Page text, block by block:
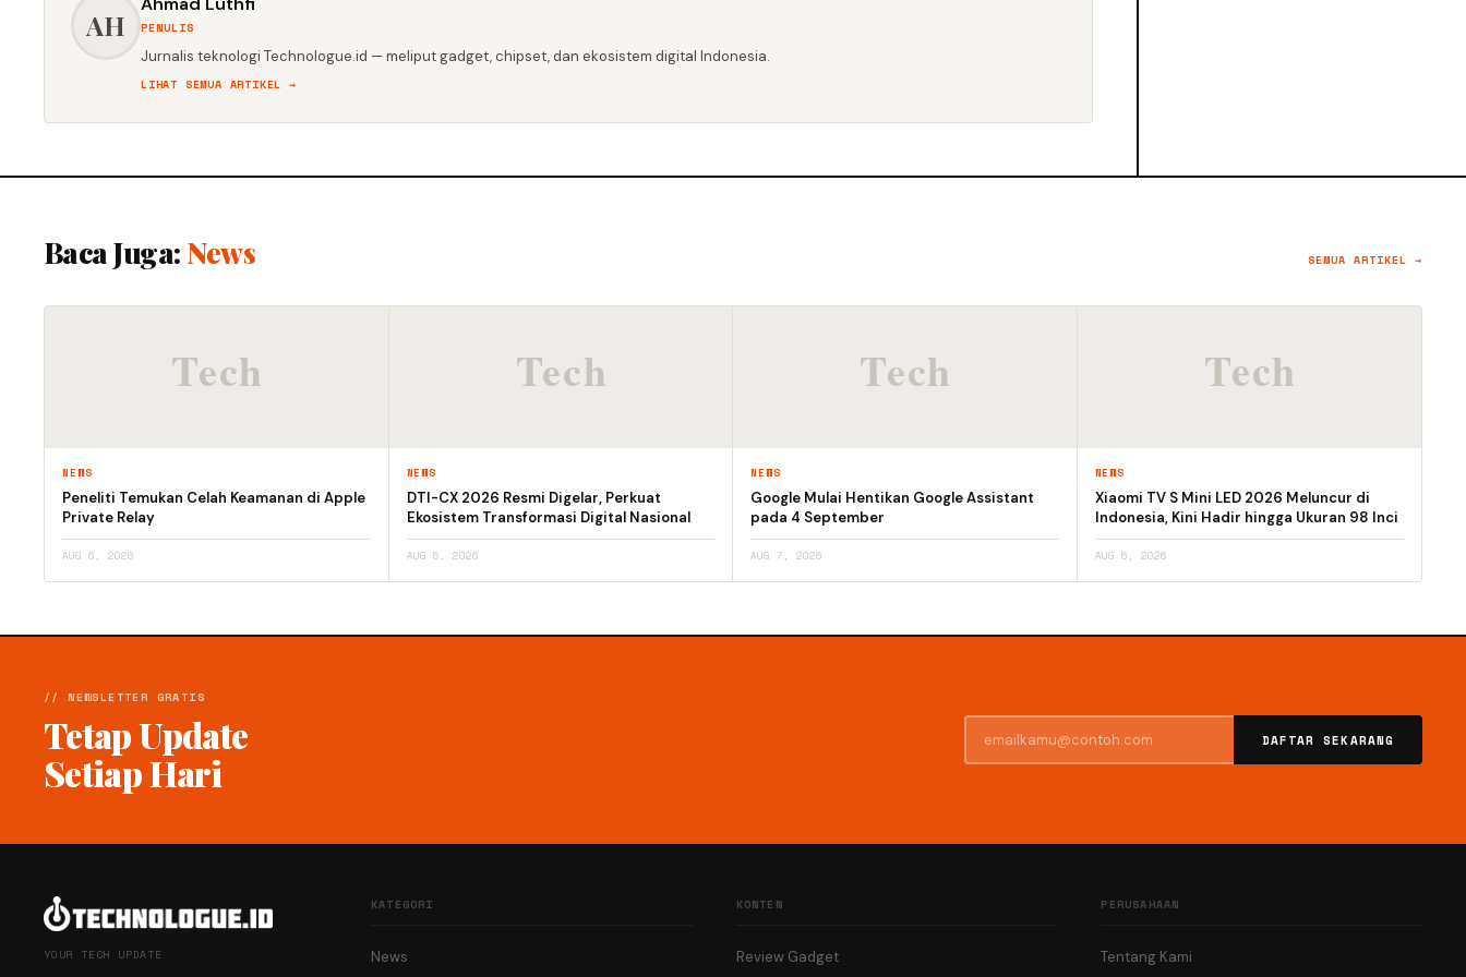
AH PENULIS
Jurnalis teknologi Technologue.id — meliput gadget, chipset, dan ekosistem digital Indonesia.
LIHAT SEMUA ARTIKEL →
Baca Juga: News SEMUA ARTIKEL →
NEWS
Peneliti Temukan Celah Keamanan di Apple
Private Relay
AUG 6, 2026
NEWS
DTI-CX 2026 Resmi Digelar, Perkuat
Ekosistem Transformasi Digital Nasional
AUG 5, 2026
NEWS
Google Mulai Hentikan Google Assistant
pada 4 September
AUG 7, 2026
NEWS
Xiaomi TV S Mini LED 2026 Meluncur di
Indonesia, Kini Hadir hingga Ukuran 98 Inci
AUG 6, 2026
// NEWSLETTER GRATIS
Tetap Update
Setiap Hari
DAFTAR SEKARANG
YOUR TECH UPDATE
KATEGORI
News
KONTEN
Review Gadget
PERUSAHAAN
Tentang Kami